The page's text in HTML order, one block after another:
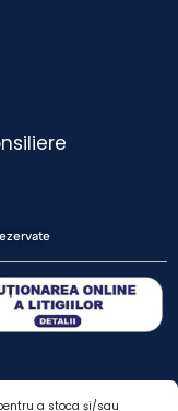
a stoca și/sau